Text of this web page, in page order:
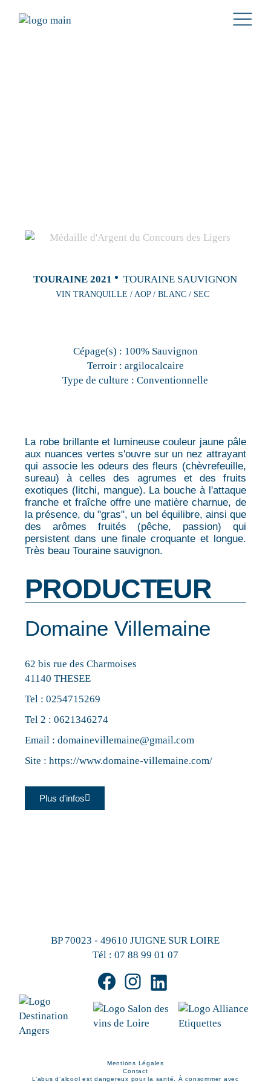
TOURAINE 2021 TOURAINE SAUVIGNON
VIN TRANQUILLE / AOP / BLANC / SEC
Cépage(s) : 100% Sauvignon
Terroir : argilocalcaire
Type de culture : Conventionnelle
La robe brillante et lumineuse couleur jaune pâle
aux nuances vertes s'ouvre sur un nez attrayant
qui associe les odeurs des fleurs (chèvrefeuille,
sureau) à celles des agrumes et des fruits
exotiques (litchi, mangue). La bouche à l'attaque
franche et fraîche offre une matière charnue, de
la présence, du "gras", un bel équilibre, ainsi que
des arômes fruités (pêche, passion) qui
persistent dans une finale croquante et longue.
Très beau Touraine sauvignon.
PRODUCTEUR
Domaine Villemaine
62 bis rue des Charmoises
41140 THESEE
Tel :0254715269
Tel 2 :0621346274
Email :domainevillemaine@gmail.com
Site :https://www.domaine-villemaine.com/
Plus d'infos
BP 70023 - 49610 JUIGNE SUR LOIRE
Tél : 07 88 99 01 07
Mentions Légales
Contact
L’abus d’alcool est dangereux pour la santé. À consommer avec